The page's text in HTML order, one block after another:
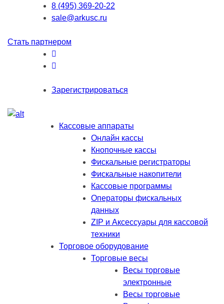
8 (495) 369-20-22
sale@arkusc.ru
Стать партнером
Зарегистрироваться
Кассовые аппараты
Онлайн кассы
Кнопочные кассы
Фискальные регистраторы
Фискальные накопители
Кассовые программы
Операторы фискальных
данных
ZIP и Аксессуары для кассовой
техники
Торговое оборудование
Торговые весы
Весы торговые
электронные
Весы торговые